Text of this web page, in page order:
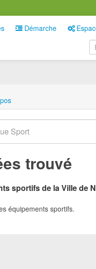
Démarche
trouvé
sportifs de la Ville de
équipements sportifs.